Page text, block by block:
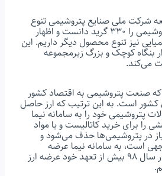
شرکت ملی صنایع پتروشیمی تنوع
گریدهای محصولات پتروشیمی را ۳۳۰ گرید دانست و اظهار
شیمیایی نیز تنوع محصول دیگر داریم. این
است که ۱۵ هزار بنگاه کوچک و بزرگ زیرمجموعه
می‌کند.
صنعت پتروشیمی به اقتصاد کشور
کشور است. به این ترتیب که ارز حاصل
پتروشیمی خود را به سامانه نیما
را برای خرید کاتالیست و یا مواد
در پتروشیمی‌ها حذف می‌شود و
است، به سامانه نیما عرضه
می‌شود. به این ترتیب در سال ۹۸ بیش از تعهد خود عرضه ارز